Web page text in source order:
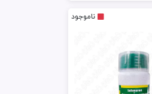
ناموجود